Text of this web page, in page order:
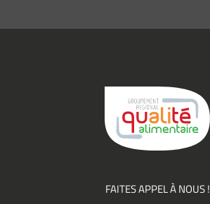
FAITES APPEL À NOUS !